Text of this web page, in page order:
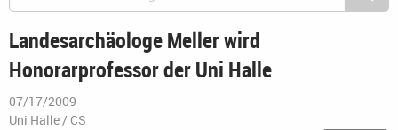
Landesarchäologe Meller wird
Honorarprofessor der Uni Halle
07/17/2009
Uni Halle / CS